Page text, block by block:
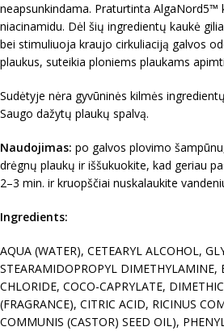
neapsunkindama. Praturtinta AlgaNord5™
niacinamidu. Dėl šių ingredientų kaukė
bei stimuliuoja kraujo cirkuliaciją galvos
plaukus, suteikia ploniems plaukams
Sudėtyje nėra gyvūninės kilmės
Saugo dažytų plaukų spalvą.
Naudojimas: po galvos plovimo
drėgnų plaukų ir iššukuokite, kad geriau
2–3 min. ir kruopščiai nuskalaukite
Ingredients:
AQUA (WATER), CETEARYL ALCOHOL,
STEARAMIDOPROPYL DIMETHYLAMINE,
CHLORIDE, COCO-CAPRYLATE,
(FRAGRANCE), CITRIC ACID, RICINUS
COMMUNIS (CASTOR) SEED OIL),